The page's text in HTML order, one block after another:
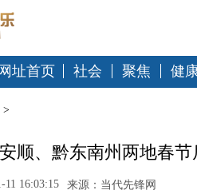
址首页 社会 聚焦 健
>
顺、黔东南州两地春
11 16:03:15 来源：当代先锋网